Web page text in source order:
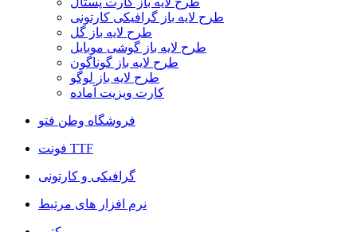
طرح لایه باز گرافیکی کارتونی
طرح لایه باز گل
طرح لایه باز گوشی موبایل
طرح لایه باز گوناگون
طرح لایه باز لوگو
کارت ویزیت آماده
فروشگاه وطن فتو
فونت TTF
گرافیکی و کارتونی
نرم افزار های مرتبط